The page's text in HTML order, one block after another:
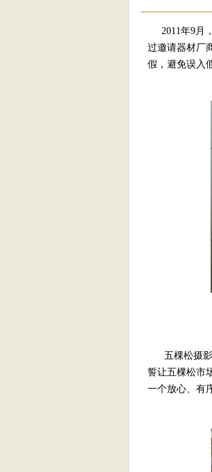
2011年9月，
过邀请器材厂
假，避免误入
五棵松摄影
誓让五棵松市
一个放心、有